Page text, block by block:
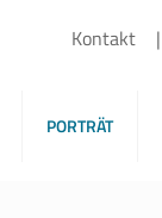
Kontakt
PORTRÄT